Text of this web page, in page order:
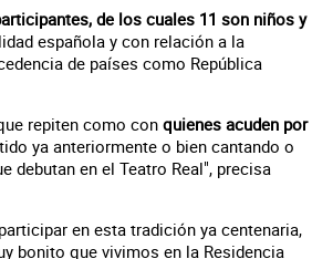
de los cuales 11 son niños y
española y con relación a la
de países como República
repiten como con quienes acuden por
ya anteriormente o bien cantando o
debutan en el Teatro Real", precisa
en esta tradición ya centenaria,
bonito que vivimos en la Residencia